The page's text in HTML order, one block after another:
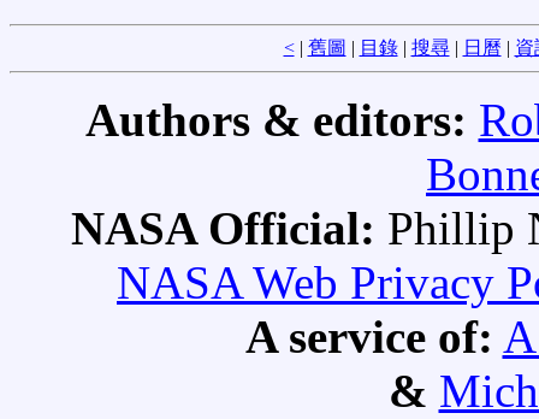
<| 舊圖 | 目錄| 搜尋| 日曆 | 資
Authors & editors:
NASA Official: Phillip
NASA Web Privacy
A service of:
&